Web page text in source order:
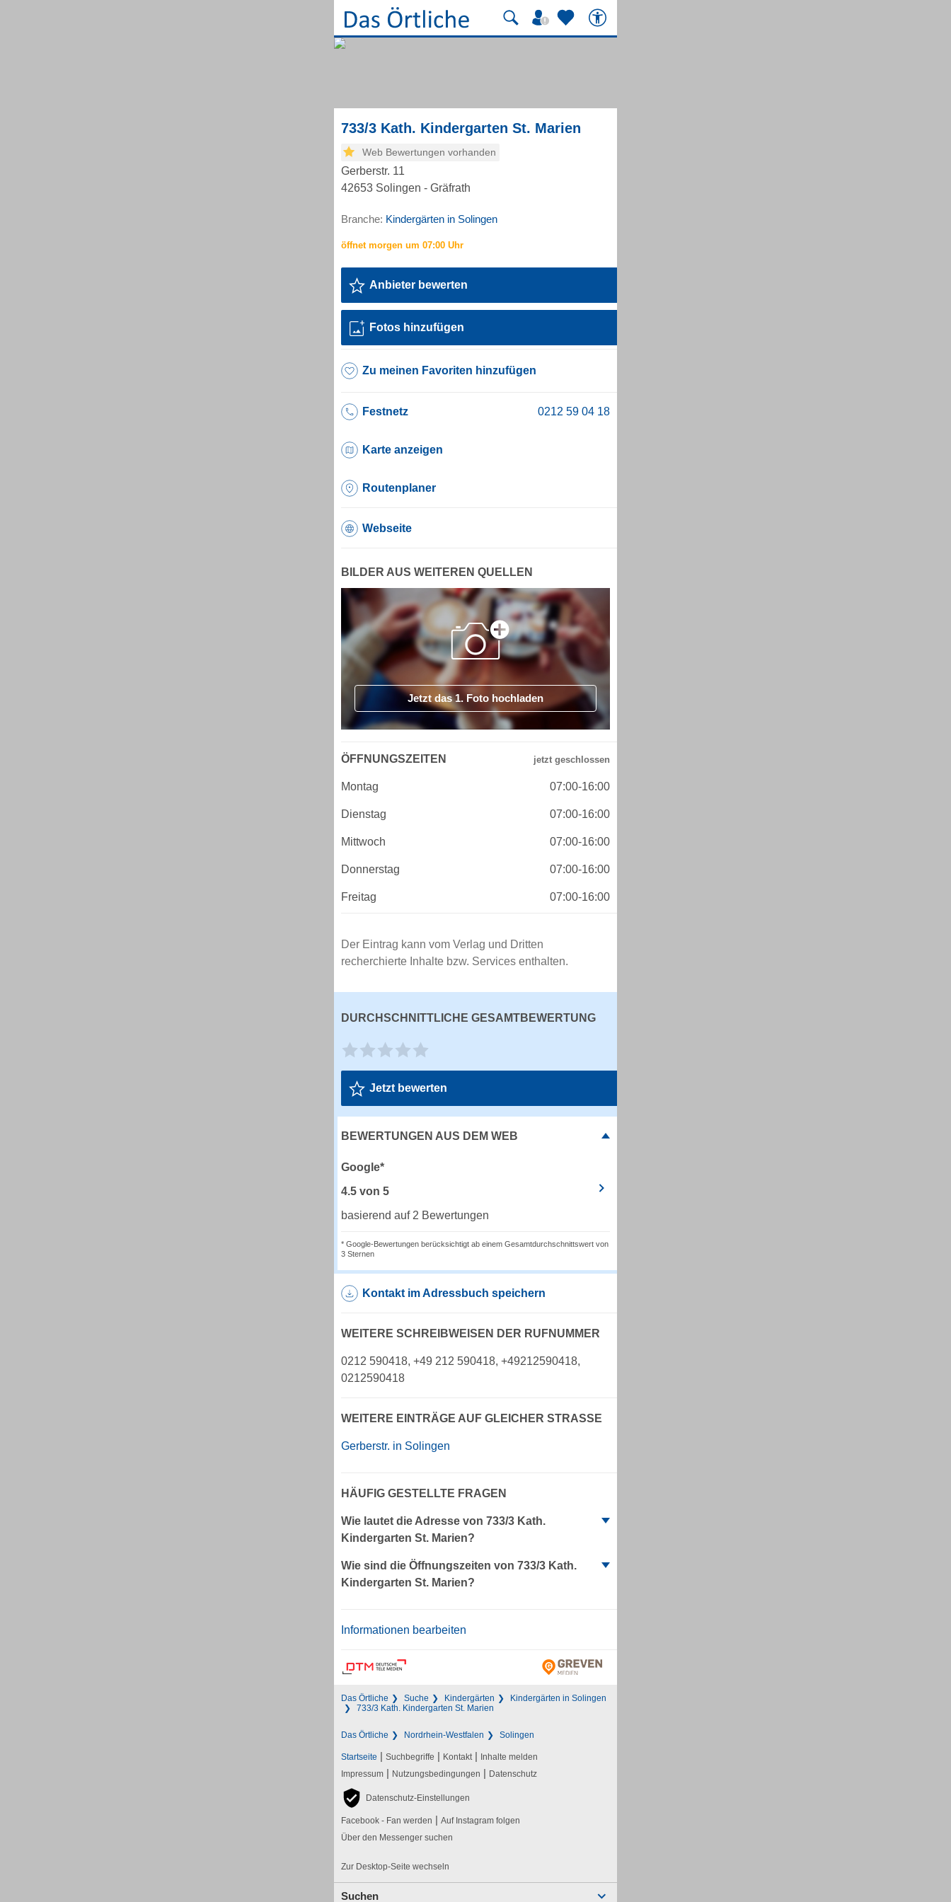
733/3 Kath. Kindergarten St. Marien
Web Bewertungen vorhanden
Gerberstr. 11
42653 Solingen - Gräfrath
Branche: Kindergärten in Solingen
Anbieter bewerten
Fotos hinzufügen
Zu meinen Favoriten hinzufügen
Festnetz
Karte anzeigen
Routenplaner
Webseite
BILDER AUS WEITEREN QUELLEN
Jetzt das 1. Foto hochladen
ÖFFNUNGSZEITEN
Montag 07:00-16:00
Dienstag 07:00-16:00
Mittwoch 07:00-16:00
Donnerstag 07:00-16:00
Freitag 07:00-16:00
Der Eintrag kann vom Verlag und Dritten
recherchierte Inhalte bzw. Services enthalten.
DURCHSCHNITTLICHE GESAMTBEWERTUNG
Jetzt bewerten
BEWERTUNGEN AUS DEM WEB
Google*
4.5 von 5
basierend auf 2 Bewertungen
* Google-Bewertungen berücksichtigt ab einem Gesamtdurchschnittswert von
3 Sternen
Kontakt im Adressbuch speichern
WEITERE SCHREIBWEISEN DER RUFNUMMER
0212 590418, +49 212 590418, +49212590418,
0212590418
WEITERE EINTRÄGE AUF GLEICHER STRASSE
Gerberstr. in Solingen
HÄUFIG GESTELLTE FRAGEN
Wie lautet die Adresse von 733/3 Kath.
Kindergarten St. Marien?
Wie sind die Öffnungszeiten von 733/3 Kath.
Kindergarten St. Marien?
Informationen bearbeiten
Das Örtliche Suche Kindergärten
Kindergärten in Solingen
733/3 Kath. Kindergarten St. Marien
Das Örtliche Nordrhein-Westfalen Solingen
Startseite | Suchbegriffe | Kontakt | Inhalte melden
Impressum | Nutzungsbedingungen | Datenschutz
Datenschutz-Einstellungen
Facebook - Fan werden | Auf Instagram folgen
Über den Messenger suchen
Zur Desktop-Seite wechseln
Suchen